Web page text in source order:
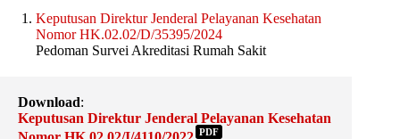
Keputusan Direktur Jenderal Pelayanan Kesehatan
Nomor HK.02.02/D/35395/2024
Pedoman Survei Akreditasi Rumah Sakit
Download:
Keputusan Direktur Jenderal Pelayanan Kesehatan
PDF